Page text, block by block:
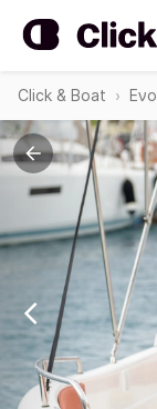
Click & Boat